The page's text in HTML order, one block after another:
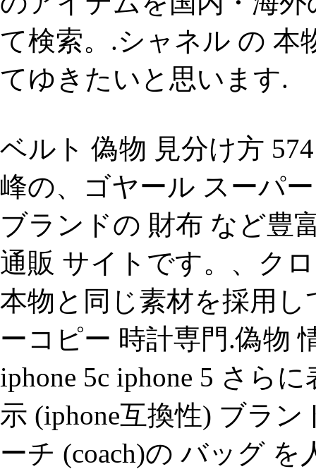
て検索。.シャネル の 本
てゆきたいと思います.
ベルト 偽物 見分け方
峰の、ゴヤール スーパ
ブランドの 財布 など豊
通販 サイトです。、ク
本物と同じ素材を採用
ーコピー 時計専門.偽物
iphone 5c iphone 5 さら
示 (iphone互換性) ブラ
ーチ (coach)の バッグ